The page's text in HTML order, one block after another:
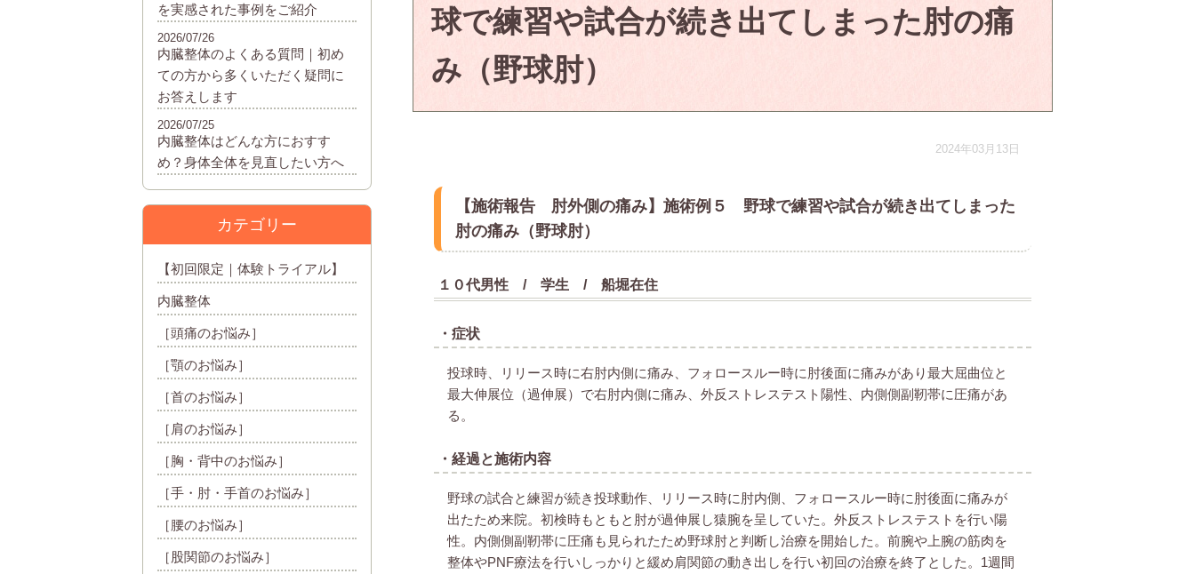
球で練習や試合が続き出てしまった肘の痛
み（野球肘）
2024年03月13日
【施術報告 肘外側の痛み】施術例５ 野球で練習や試合が続き出てしまった
肘の痛み（野球肘）
１０代男性 / 学生 / 船堀在住
・症状
投球時、リリース時に右肘内側に痛み、フォロースルー時に肘後面に痛みがあり最大屈曲位と
最大伸展位（過伸展）で右肘内側に痛み、外反ストレステスト陽性、内側側副靭帯に圧痛があ
る。
・経過と施術内容
野球の試合と練習が続き投球動作、リリース時に肘内側、フォロースルー時に肘後面に痛みが
出たため来院。初検時もともと肘が過伸展し猿腕を呈していた。外反ストレステストを行い陽
性。内側側副靭帯に圧痛も見られたため野球肘と判断し治療を開始した。前腕や上腕の筋肉を
整体やPNF療法を行いしっかりと緩め肩関節の動き出しを行い初回の治療を終了とした。1週間
を実感された事例をご紹介
内臓整体のよくある質問｜初め
ての方から多くいただく疑問に
お答えします
2026/07/26
内臓整体はどんな方におすす
め？身体全体を見直したい方へ
2026/07/25
カテゴリー
【初回限定｜体験トライアル】
内臓整体
［頭痛のお悩み］
［顎のお悩み］
［首のお悩み］
［肩のお悩み］
［胸・背中のお悩み］
［手・肘・手首のお悩み］
［腰のお悩み］
［股関節のお悩み］